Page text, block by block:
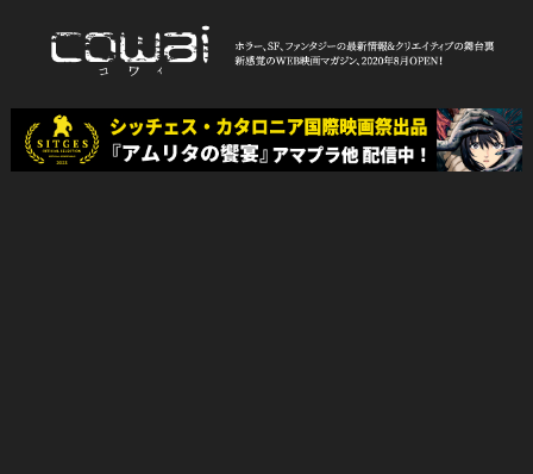
WEB映画マガジン「cowai コ
ワイ」